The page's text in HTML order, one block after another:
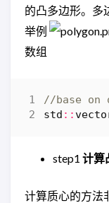
的凸多边形。多
举例
数组
std ::
step1 计算
计算质心的方法